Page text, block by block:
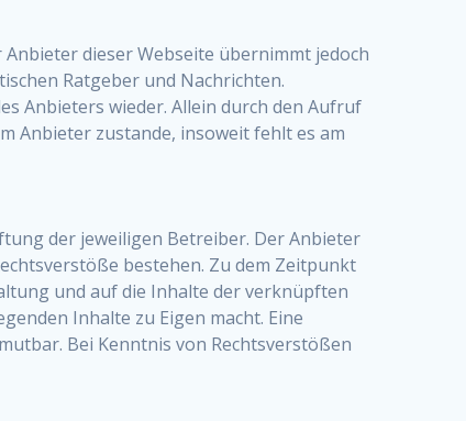
dieser Webseite übernimmt jedoch
Ratgeber und Nachrichten.
Anbieters wieder. Allein durch den Aufruf
Anbieter zustande, insoweit fehlt es am
der jeweiligen Betreiber. Der Anbieter
bestehen. Zu dem Zeitpunkt
und auf die Inhalte der verknüpften
Inhalte zu Eigen macht. Eine
Bei Kenntnis von Rechtsverstößen